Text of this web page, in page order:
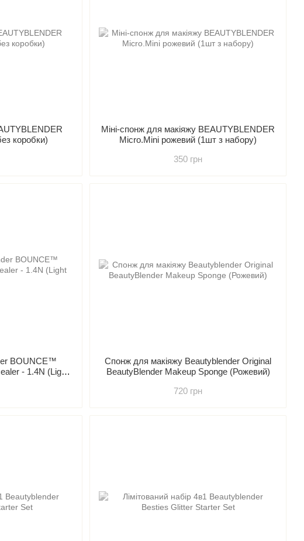
коробки)
Міні-спонж для макіяжу BEAUTYBLENDER
Micro.Mini рожевий (1шт з набору)
350 грн
BOUNCE™
- 1.4N (Light
Спонж для макіяжу Beautyblender Original
BeautyBlender Makeup Sponge (Рожевий)
720 грн